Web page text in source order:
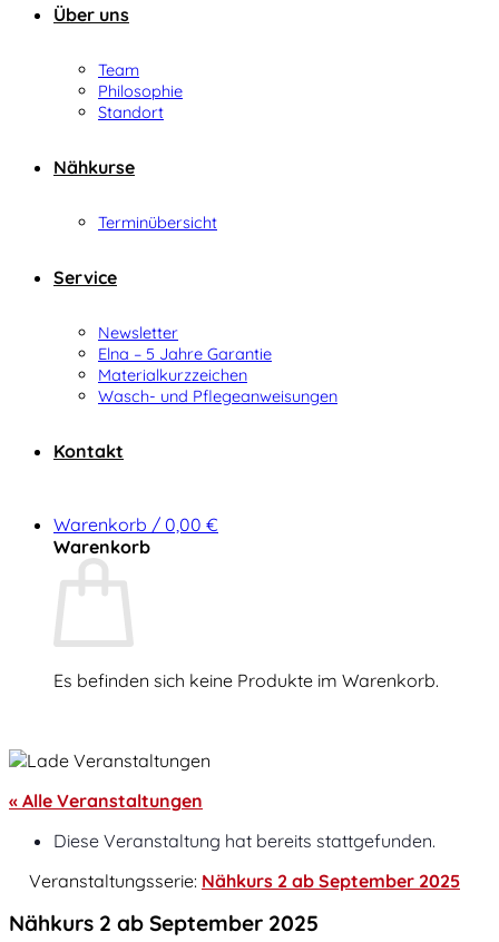
Über uns
Team
Philosophie
Standort
Nähkurse
Terminübersicht
Service
Newsletter
Elna – 5 Jahre Garantie
Materialkurzzeichen
Wasch- und Pflegeanweisungen
Kontakt
Warenkorb / 0,00 €
Warenkorb
Es befinden sich keine Produkte im Warenkorb.
« Alle Veranstaltungen
Diese Veranstaltung hat bereits stattgefunden.
Veranstaltungsserie: Nähkurs 2 ab September 2025
Nähkurs 2 ab September 2025